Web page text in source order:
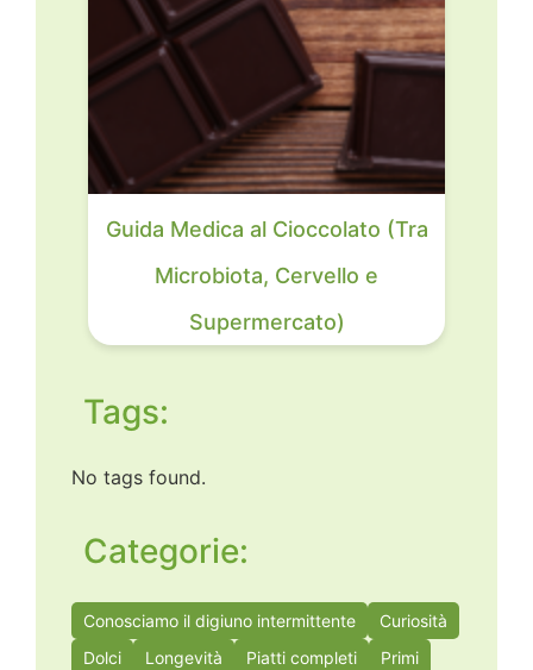
Guida Medica al Cioccolato (Tra
Microbiota, Cervello e
Supermercato)
Tags:
No tags found.
Categorie:
Conosciamo il digiuno intermittente
Curiosità
Dolci
Longevità Piatti completi
Primi